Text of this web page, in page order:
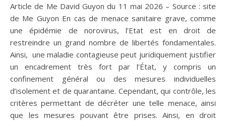
Article de Me David Guyon du 11 mai 2026 – Source : site
de Me Guyon En cas de menace sanitaire grave, comme
une épidémie de norovirus, l’Etat est en droit de
restreindre un grand nombre de libertés fondamentales.
Ainsi, une maladie contagieuse peut juridiquement justifier
un encadrement très fort par l’État, y compris un
confinement général ou des mesures individuelles
d’isolement et de quarantaine. Cependant, qui contrôle, les
critères permettant de décréter une telle menace, ainsi
que les mesures pouvant être prises. Ainsi, en droit